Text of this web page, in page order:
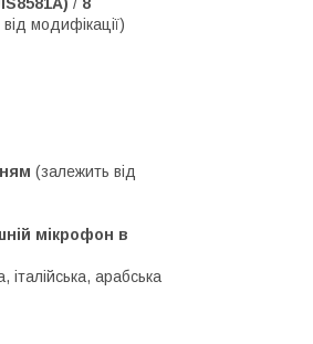
модифікації)
(залежить від
мікрофон в
італійська, арабська